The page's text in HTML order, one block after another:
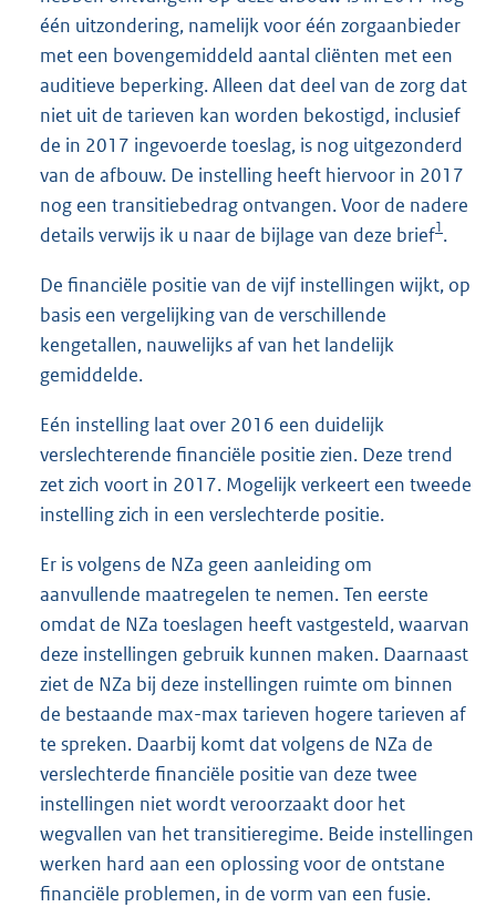
één uitzondering, namelijk voor één zorgaanbieder
met een bovengemiddeld aantal cliënten met een
auditieve beperking. Alleen dat deel van de zorg dat
niet uit de tarieven kan worden bekostigd, inclusief
de in 2017 ingevoerde toeslag, is nog uitgezonderd
van de afbouw. De instelling heeft hiervoor in 2017
nog een transitiebedrag ontvangen. Voor de nadere
details verwijs ik u naar de bijlage van deze brief1.
De financiële positie van de vijf instellingen wijkt, op
basis een vergelijking van de verschillende
kengetallen, nauwelijks af van het landelijk
gemiddelde.
Eén instelling laat over 2016 een duidelijk
verslechterende financiële positie zien. Deze trend
zet zich voort in 2017. Mogelijk verkeert een tweede
instelling zich in een verslechterde positie.
Er is volgens de NZa geen aanleiding om
aanvullende maatregelen te nemen. Ten eerste
omdat de NZa toeslagen heeft vastgesteld, waarvan
deze instellingen gebruik kunnen maken. Daarnaast
ziet de NZa bij deze instellingen ruimte om binnen
de bestaande max-max tarieven hogere tarieven af
te spreken. Daarbij komt dat volgens de NZa de
verslechterde financiële positie van deze twee
instellingen niet wordt veroorzaakt door het
wegvallen van het transitieregime. Beide instellingen
werken hard aan een oplossing voor de ontstane
financiële problemen, in de vorm van een fusie.